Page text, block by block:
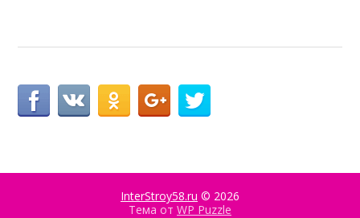
InterStroy58.ru © 2026
Тема от WP Puzzle